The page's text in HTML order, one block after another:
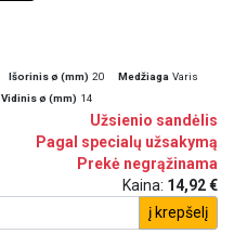
Išorinis ø (mm) 20 Medžiaga Varis
Vidinis ø (mm) 14
Užsienio sandėlis
Pagal specialų užsakymą
Prekė negrąžinama
Kaina: 14,92 €
į krepšelį